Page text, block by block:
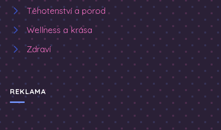
Těhotenství a porod
Wellness a krása
Zdraví
REKLAMA